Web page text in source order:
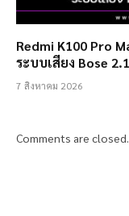
Redmi K100 Pro
ระบบเสียง Bose
7 สิงหาคม 2026
Comments are closed.